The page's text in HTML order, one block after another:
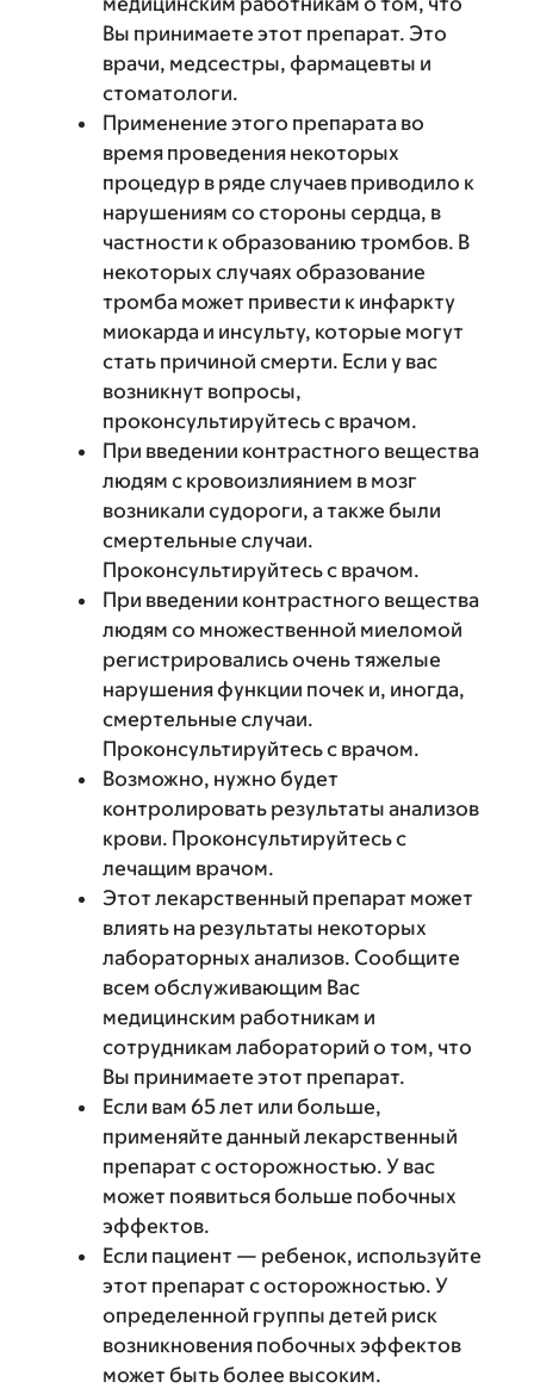
Вы принимаете этот препарат. Это
врачи, медсестры, фармацевты и
стоматологи.
Применение этого препарата во
время проведения некоторых
процедур в ряде случаев приводило к
нарушениям со стороны сердца, в
частности к образованию тромбов. В
некоторых случаях образование
тромба может привести к инфаркту
миокарда и инсульту, которые могут
стать причиной смерти. Если у вас
возникнут вопросы,
проконсультируйтесь с врачом.
При введении контрастного вещества
людям с кровоизлиянием в мозг
возникали судороги, а также были
смертельные случаи.
Проконсультируйтесь с врачом.
При введении контрастного вещества
людям со множественной миеломой
регистрировались очень тяжелые
нарушения функции почек и, иногда,
смертельные случаи.
Проконсультируйтесь с врачом.
Возможно, нужно будет
контролировать результаты анализов
крови. Проконсультируйтесь с
лечащим врачом.
Этот лекарственный препарат может
влиять на результаты некоторых
лабораторных анализов. Сообщите
всем обслуживающим Вас
медицинским работникам и
сотрудникам лабораторий о том, что
Вы принимаете этот препарат.
Если вам 65 лет или больше,
применяйте данный лекарственный
препарат с осторожностью. У вас
может появиться больше побочных
эффектов.
Если пациент — ребенок, используйте
этот препарат с осторожностью. У
определенной группы детей риск
возникновения побочных эффектов
может быть более высоким.